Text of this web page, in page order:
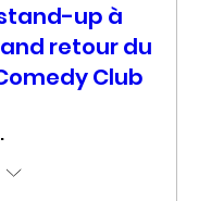
up à
retour du
Club